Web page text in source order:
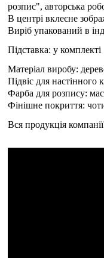
розпис", авторська
В центрі вклеєне
Виріб упакований в
Підставка: у комплекті
Матеріал виробу:
Підвіс для настінного
Фарба для розпису:
Фінішне покриття:
Вся продукція